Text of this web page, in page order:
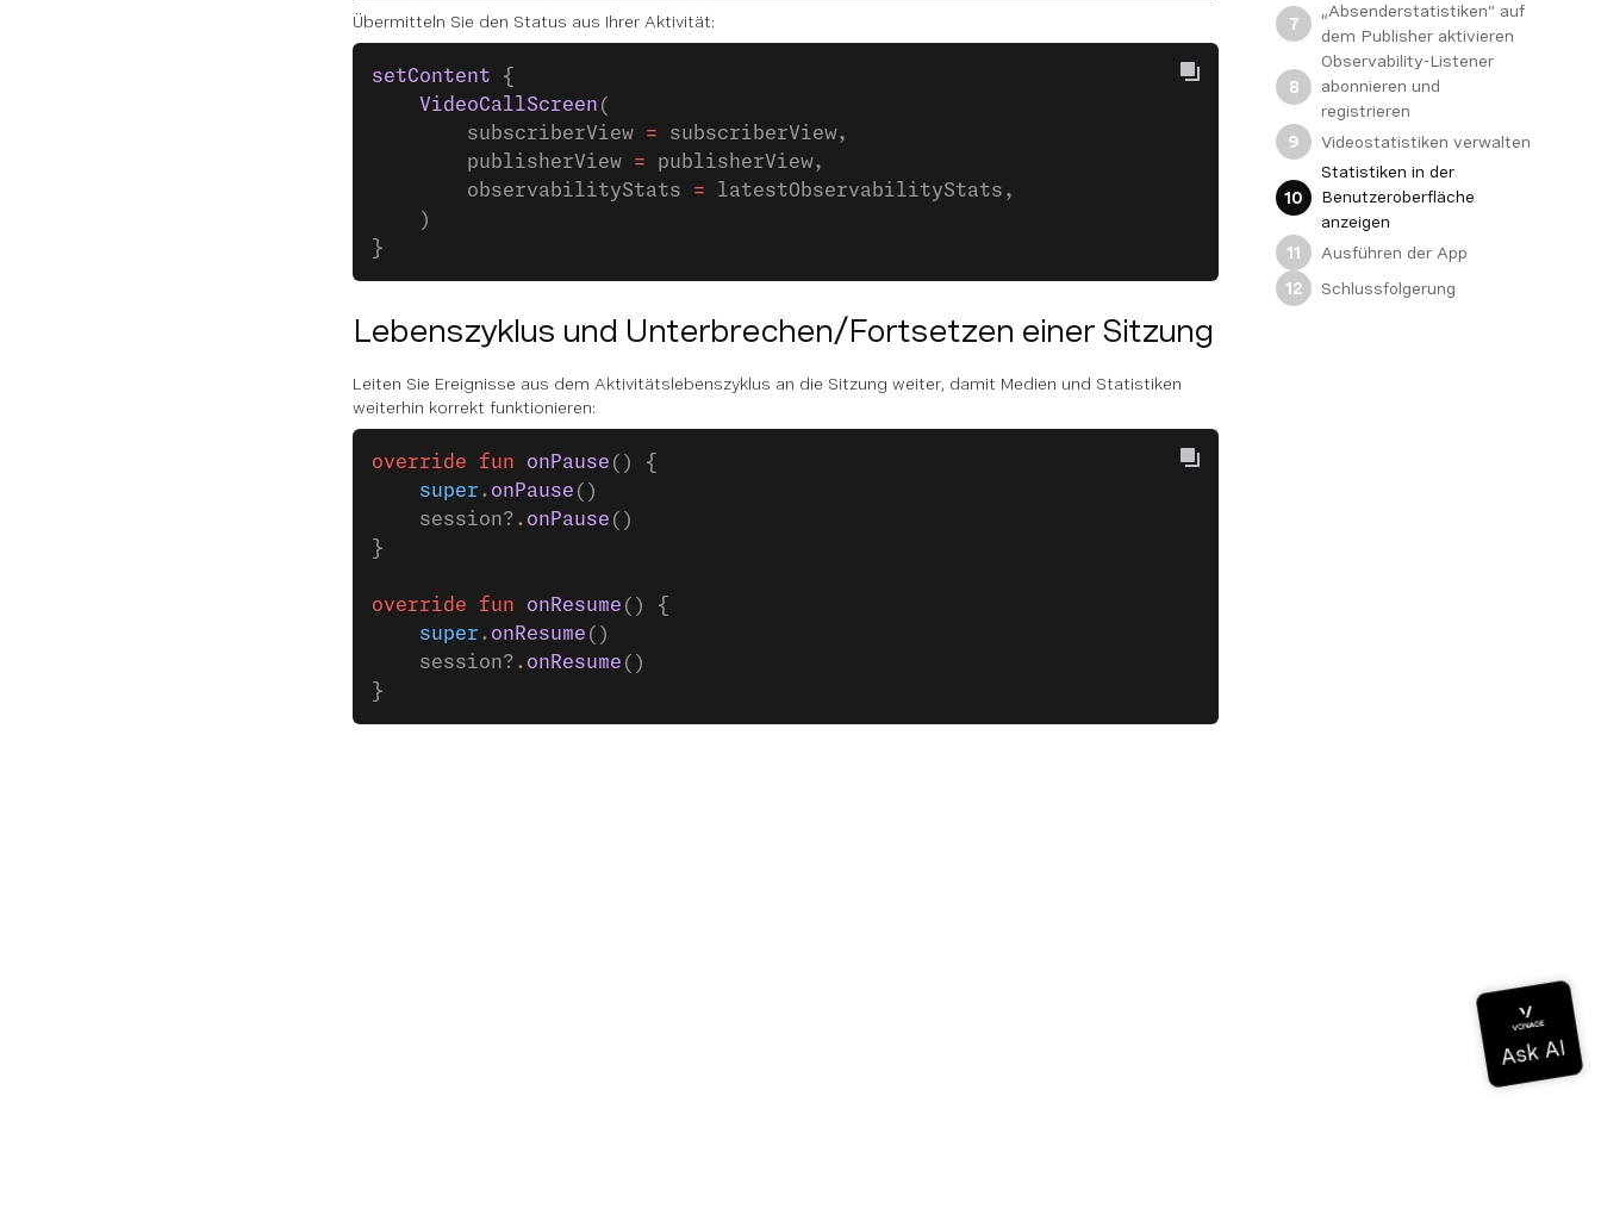
Übermitteln Sie den Status aus Ihrer Aktivität:
setContent {
    VideoCallScreen
(
        subscriberView
= subscriberView,
        publisherView
= publisherView,
        observabilityStats
= latestObservabilityStats,
    )
}
Lebenszyklus und Unterbrechen/Fortsetzen einer Sitzung
Leiten Sie Ereignisse aus dem Aktivitätslebenszyklus an die Sitzung weiter, damit Medien und Statistiken
weiterhin korrekt funktionieren:
override fun onPause () {
    super
. onPause ()
    session?.
onPause ()
}
override fun onResume () {
    super
. onResume ()
    session?.
onResume ()
}
7
„Absenderstatistiken“ auf
dem Publisher aktivieren
8
Observability-Listener
abonnieren und
registrieren
9
Videostatistiken verwalten
10
Statistiken in der
Benutzeroberfläche
anzeigen
11
Ausführen der App
12
Schlussfolgerung